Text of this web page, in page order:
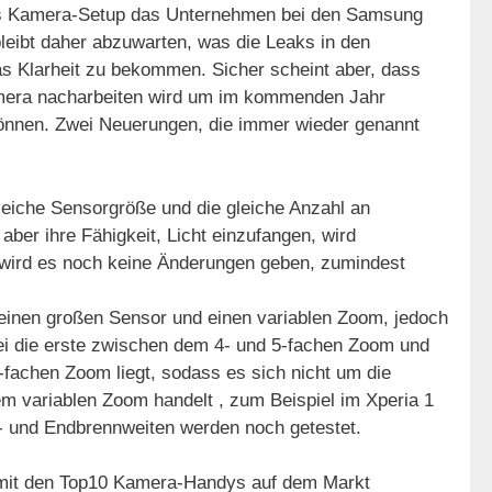
Setup das Unternehmen bei den Samsung
daher abzuwarten, was die Leaks in den
Klarheit zu bekommen. Sicher scheint aber, dass
nacharbeiten wird um im kommenden Jahr
Zwei Neuerungen, die immer wieder genannt
Sensorgröße und die gleiche Anzahl an
ihre Fähigkeit, Licht einzufangen, wird
es noch keine Änderungen geben, zumindest
großen Sensor und einen variablen Zoom, jedoch
die erste zwischen dem 4- und 5-fachen Zoom und
Zoom liegt, sodass es sich nicht um die
variablen Zoom handelt , zum Beispiel im Xperia 1
Endbrennweiten werden noch getestet.
den Top10 Kamera-Handys auf dem Markt